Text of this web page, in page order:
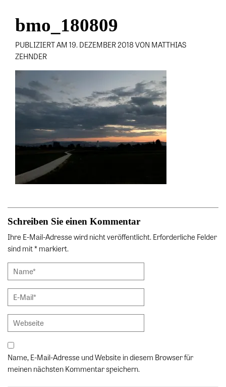
bmo_180809
PUBLIZIERT AM 19. DEZEMBER 2018 VON MATTHIAS
ZEHNDER
Schreiben Sie einen Kommentar
Ihre E-Mail-Adresse wird nicht veröffentlicht. Erforderliche Felder
sind mit * markiert.
Name, E-Mail-Adresse und Website in diesem Browser für
meinen nächsten Kommentar speichern.